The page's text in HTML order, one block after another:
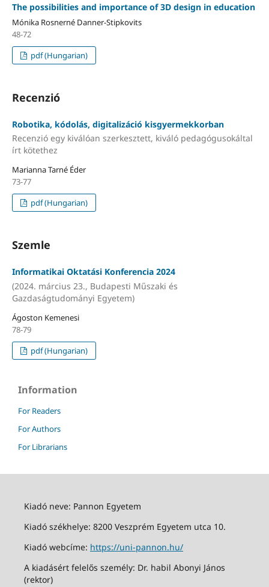
The possibilities and importance of 3D design in education
Mónika Rosnerné Danner-Stipkovits
48-72
pdf (Hungarian)
Recenzió
Robotika, kódolás, digitalizáció kisgyermekkorban
Recenzió egy kiválóan szerkesztett, kiváló pedagógusokáltal
írt kötethez
Marianna Tarné Éder
73-77
pdf (Hungarian)
Szemle
Informatikai Oktatási Konferencia 2024
(2024. március 23., Budapesti Műszaki és
Gazdaságtudományi Egyetem)
Ágoston Kemenesi
78-79
pdf (Hungarian)
Information
For Readers
For Authors
For Librarians
Kiadó neve: Pannon Egyetem
Kiadó székhelye: 8200 Veszprém Egyetem utca 10.
Kiadó webcíme: https://uni-pannon.hu/
A kiadásért felelős személy: Dr. habil Abonyi János
(rektor)